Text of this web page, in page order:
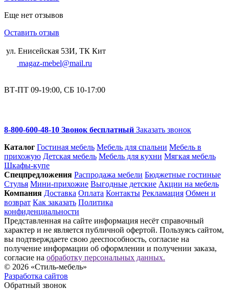
Еще нет отзывов
Оставить отзыв
ул. Енисейская 53И, ТК Кит
magaz-mebel@mail.ru
ВТ-ПТ 09-19:00, СБ 10-17:00
8-800-600-48-10 Звонок бесплатный Заказать звонок
Каталог Гостиная мебель Мебель для спальни Мебель в
прихожую Детская мебель Мебель для кухни Мягкая мебель
Шкафы-купе
Спец­предложения Распродажа мебели Бюджетные гостиные
Стулья Мини-прихожие Выгодные детские Акции на мебель
Компания Доставка Оплата Контакты Рекламация Обмен и
возврат Как заказать Политика
конфиденциальности
Представленная на сайте информация несёт справочный
характер и не является публичной офертой. Пользуясь сайтом,
вы подтверждаете свою дееспособность, согласие на
получение информации об оформлении и получении заказа,
согласие на обработку персональных данных.
© 2026 «Стиль-мебель»
Разработка сайтов
Обратный звонок